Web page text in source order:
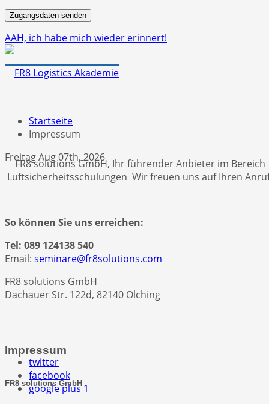
AAH, ich habe mich wieder erinnert!
FR8 solutions GmbH, Ihr führender Anbieter im Bereich
Luftsicherheitsschulungen Wir freuen uns auf Ihren
So können Sie uns erreichen:
Tel: 089 124138 540
Email: seminare@fr8solutions.com
FR8 solutions GmbH
Dachauer Str. 122d, 82140 Olching
twitter
facebook
google plus 1
Startseite
Impressum
Freitag Aug 07th, 2026
Impressum
FR8 solutions GmbH